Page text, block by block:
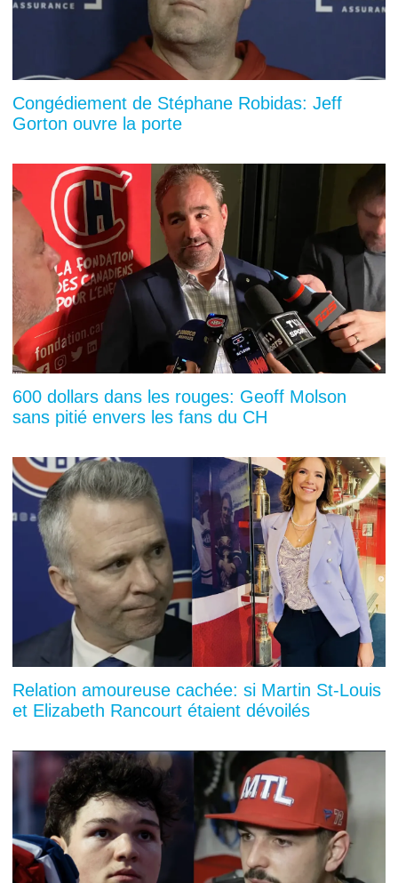
Congédiement de Stéphane Robidas: Jeff
Gorton ouvre la porte
600 dollars dans les rouges: Geoff Molson
sans pitié envers les fans du CH
Relation amoureuse cachée: si Martin St-Louis
et Elizabeth Rancourt étaient dévoilés